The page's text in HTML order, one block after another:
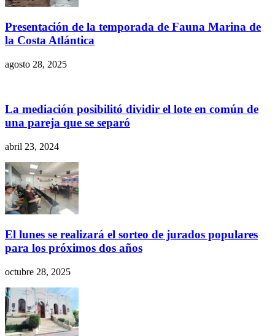
Presentación de la temporada de Fauna Marina de
la Costa Atlántica
agosto 28, 2025
La mediación posibilitó dividir el lote en común de
una pareja que se separó
abril 23, 2024
El lunes se realizará el sorteo de jurados populares
para los próximos dos años
octubre 28, 2025